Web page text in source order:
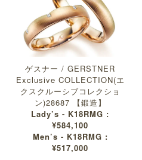
ゲスナー / GERSTNER
Exclusive COLLECTION(エ
クスクルーシブコレクショ
ン)28687 【鍛造】
Lady’s - K18RMG :
¥584,100
Men’s - K18RMG :
¥517,000